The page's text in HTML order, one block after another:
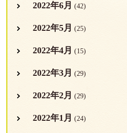
2022年6月 (42)
2022年5月 (25)
2022年4月 (15)
2022年3月 (29)
2022年2月 (29)
2022年1月 (24)